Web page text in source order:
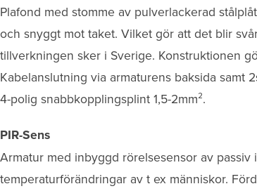
Plafond med stomme av pulverlackerad
och snyggt mot taket. Vilket gör att det blir
tillverkningen sker i Sverige. Konstruktionen
Kabelanslutning via armaturens baksida samt
4-polig snabbkopplingsplint 1,5-2mm­².
PIR-Sens
Armatur med inbyggd rörelsesensor av
temperaturförändringar av t ex människor.